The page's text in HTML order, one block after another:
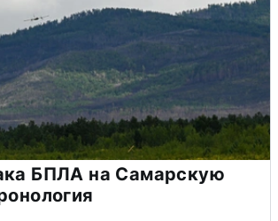
БПЛА на Самарскую